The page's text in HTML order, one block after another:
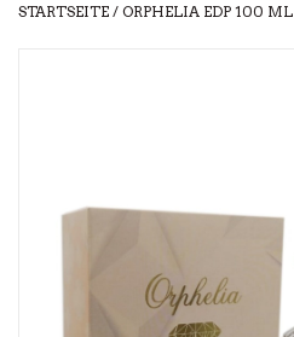
STARTSEITE / ORPHELIA EDP 100 ML